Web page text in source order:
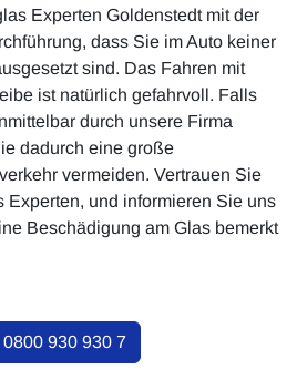
Experten Goldenstedt mit der
dass Sie im Auto keiner
sind. Das Fahren mit
ist natürlich gefahrvoll. Falls
durch unsere Firma
dadurch eine große
vermeiden. Vertrauen Sie
Experten, und informieren Sie uns
Beschädigung am Glas bemerkt
0800 930 930 7